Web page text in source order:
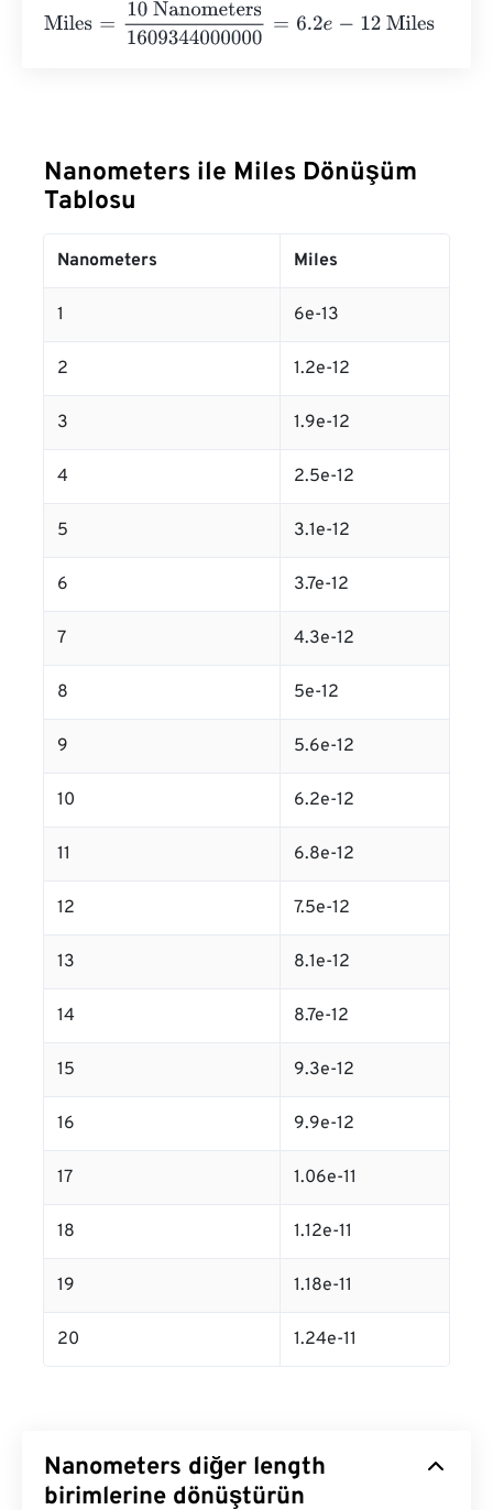
Miles
10 Nanometers1609344000000 = 6.2 e-12
Nanometers ile Miles Dönüşüm
Tablosu
Nanometers Miles
1 6e-13
2 1.2e-12
3 1.9e-12
4 2.5e-12
5 3.1e-12
6 3.7e-12
7 4.3e-12
8 5e-12
9 5.6e-12
10 6.2e-12
11 6.8e-12
12 7.5e-12
13 8.1e-12
14 8.7e-12
15 9.3e-12
16 9.9e-12
17 1.06e-11
18 1.12e-11
19 1.18e-11
20 1.24e-11
Nanometers diğer length
birimlerine dönüştürün